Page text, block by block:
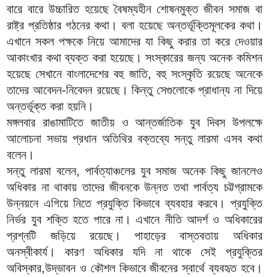
বারে বারে উচ্চারিত হয়েছে বৈষম্যহীন শোষনমুক্ত জীবন সমাজ বা
রাষ্ট্র প্রতিষ্ঠার গঠনের কথা। বলা হয়েছে অন্তর্ভূক্তিমূলকের কথা।
এখানে সকল পক্ষকে নিয়ে আমাদের যা কিছু করার তা করে দেওয়ার
আকাংখার কথা ব্যক্ত করা হয়েছে। সংস্কারের জন্য অনেক কমিশন
হয়েছে সেখানে বাংলাদেশের বহু জাতি, বহু সংস্কৃতি রয়েছে অনেকে
তাদের আবেদন-নিবেদন রয়েছে। কিন্তু সেগুলোকে প্রাধান্য না দিয়ে
অন্তর্ভূক্ত করা হয়নি।
মঙ্গলবার রাঙামাটিতে জাতীয় ও আন্তর্জাতিক যুব দিবস উপলক্ষে
আলোচনা সভায় প্রধান অতিথির বক্তব্যে সন্তু লারমা এসব কথা
বলেন।
সন্তু লারমা বলেন, পার্বত্যাঞ্চলের যুব সমাজ অনেক কিছু জানলেও
অধিকার না থাকায় তাদের জীবনকে উন্নত তথা পার্বত্য চট্টগ্রামকে
উন্নয়নে এগিয়ে নিতে প্রযুক্তি কিভাবে ব্যবহার করবে। প্রযুক্তি
নির্ভর যুব শক্তি হতে পারে না। এখানে নীতি আদর্শ ও অধিকারের
প্রশ্নটি জড়িয়ে রয়েছে। পাহাড়ের বাস্তবতায় অধিকার
অনস্বীকার্য। কারণ অধিকার যদি না থাকে সেই প্রযুক্তির
অবিস্কার,উদ্ভাবন ও কৌশল কিভাবে জীবনের স্বার্থে ব্যবহৃত হবে।